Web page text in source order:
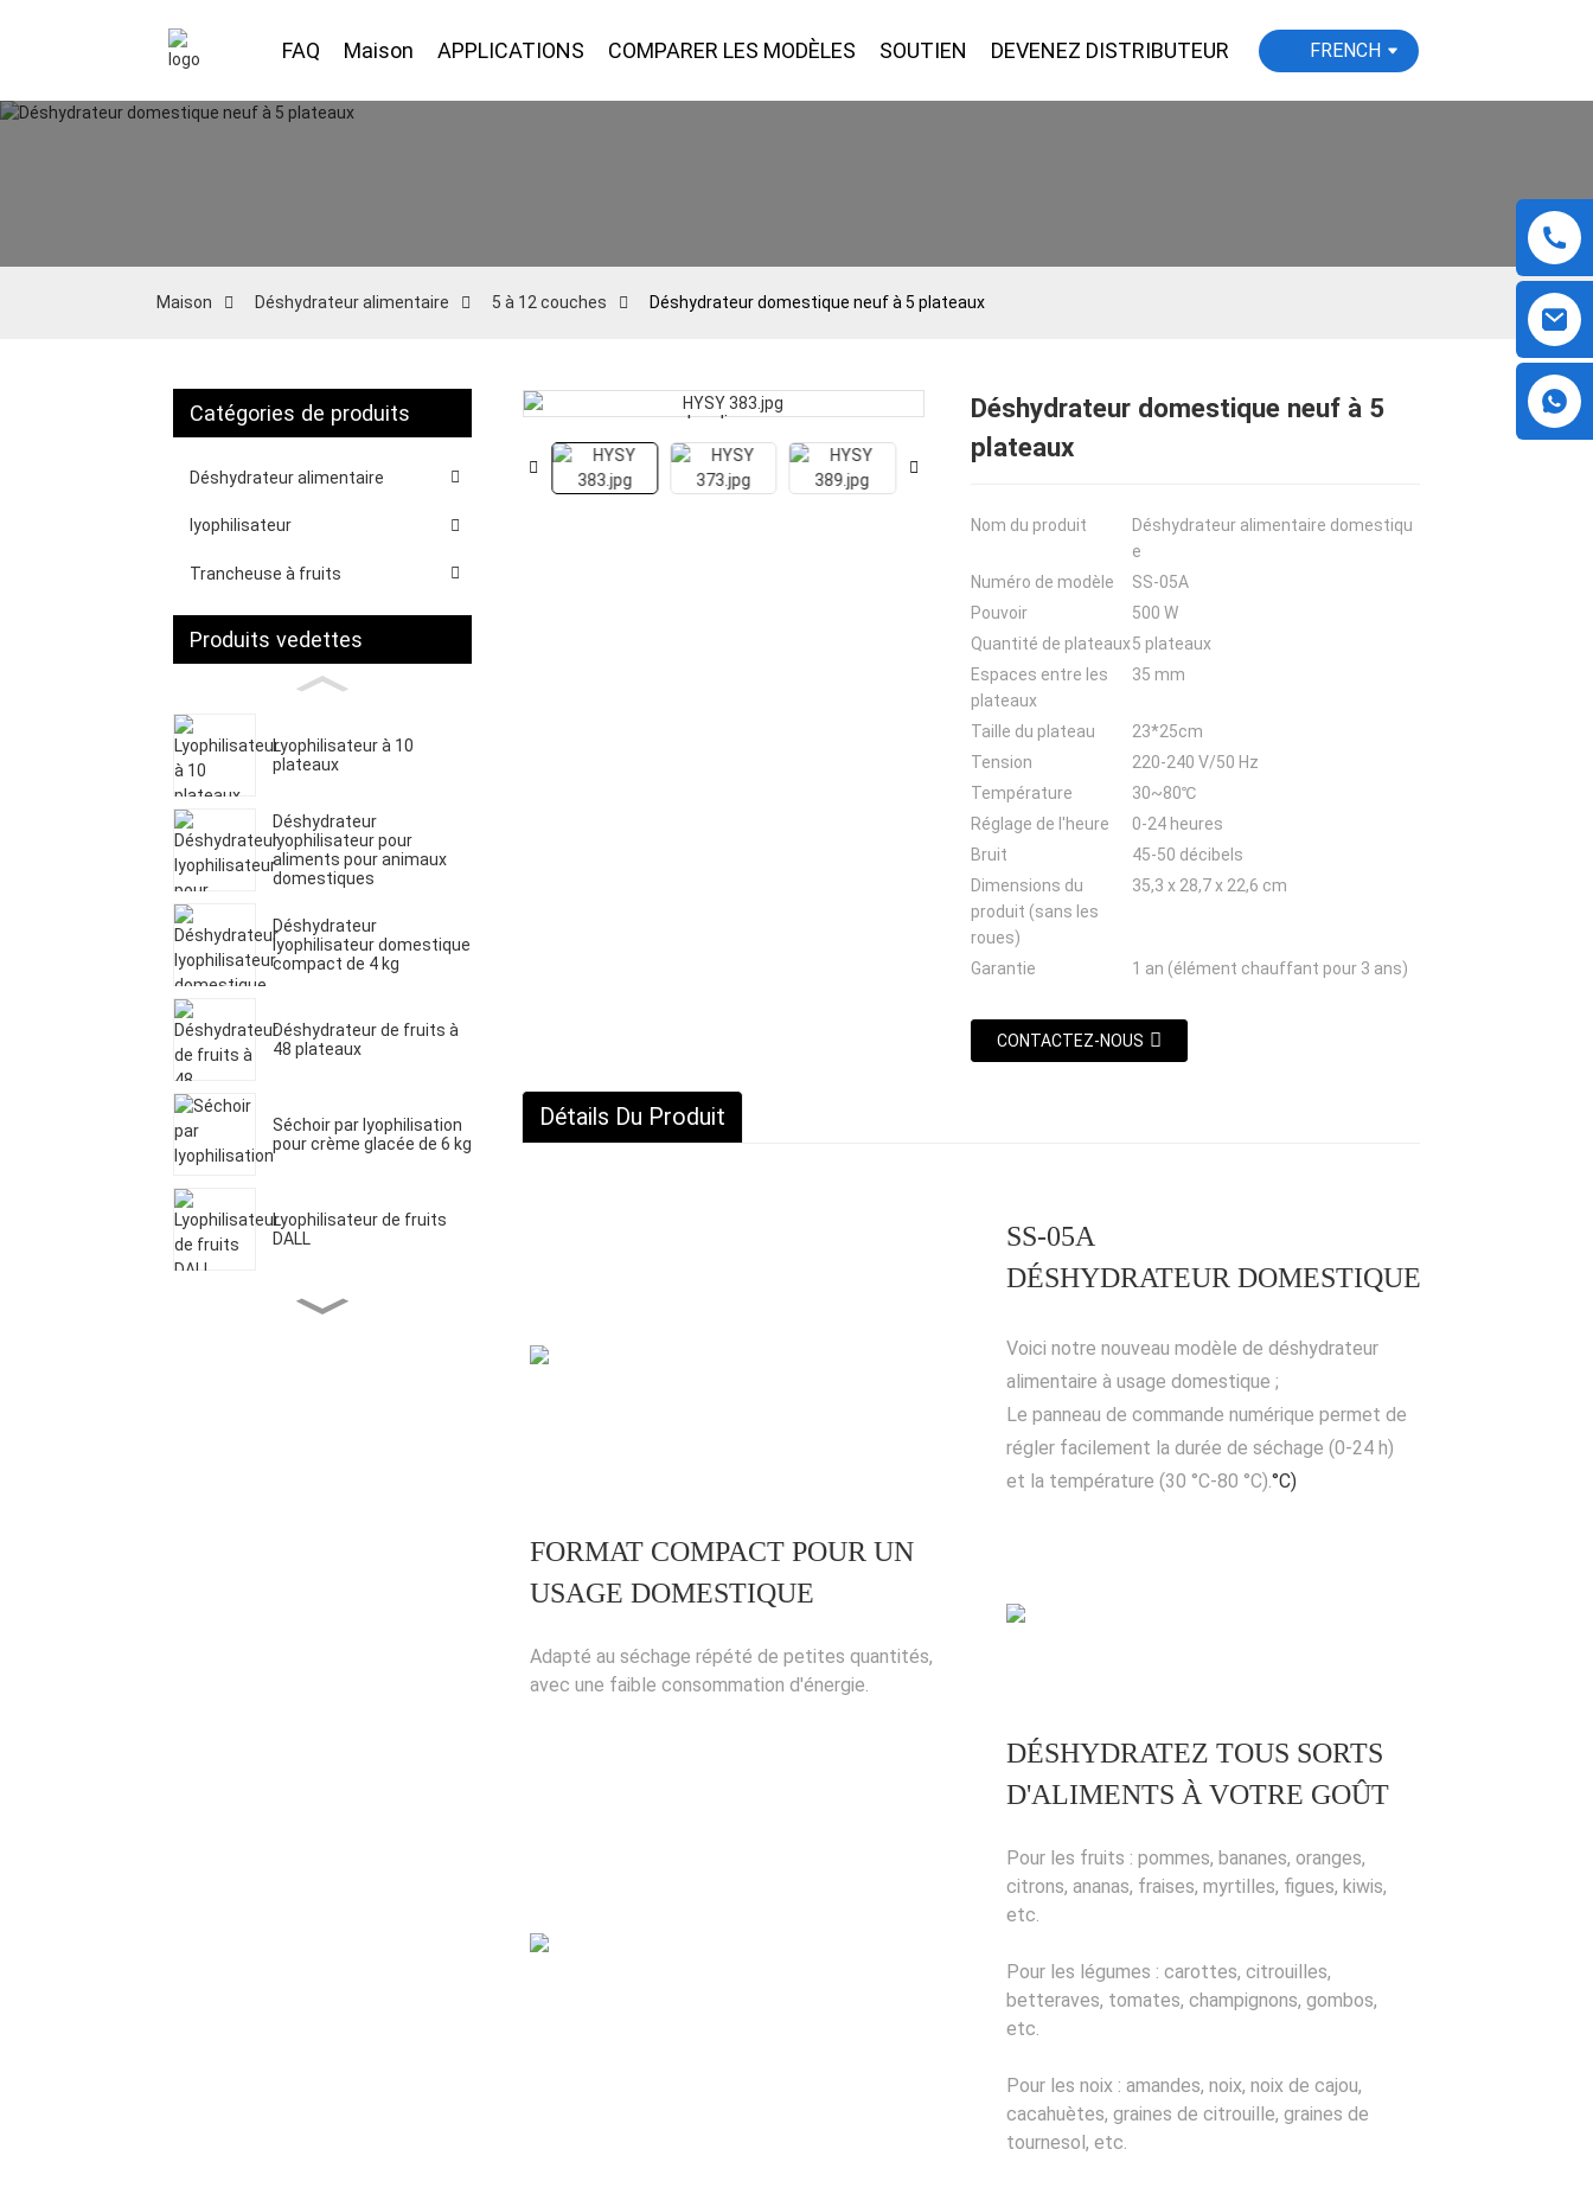
FAQ Maison APPLICATIONS COMPARER LES MODÈLES SOUTIEN DEVENEZ DISTRIBUTEUR FRENCH
Maison Déshydrateur alimentaire 5 à 12 couches Déshydrateur domestique neuf à 5 plateaux
Catégories de produits
Déshydrateur alimentaire
lyophilisateur
Trancheuse à fruits
Produits vedettes
Lyophilisateur à 10
plateaux
Déshydrateur
lyophilisateur pour
aliments pour animaux
domestiques
Déshydrateur
lyophilisateur domestique
compact de 4 kg
Déshydrateur de fruits à
48 plateaux
Séchoir par lyophilisation
pour crème glacée de 6 kg
Lyophilisateur de fruits
DALL
Déshydrateur
Loading...
Loading... Loading...
Loading... Loading...
Loading... Loading...
Loading...
Déshydrateur domestique neuf à 5
plateaux
Nom du produit
Déshydrateur alimentaire domestiqu
e
Numéro de modèle
SS-05A
Pouvoir
500 W
Quantité de plateaux5 plateaux
Espaces entre les
plateaux
35 mm
Taille du plateau
23*25cm
Tension
220-240 V/50 Hz
Température
30~80℃
Réglage de l'heure
0-24 heures
Bruit
45-50 décibels
Dimensions du
produit (sans les
roues)
35,3 x 28,7 x 22,6 cm
Garantie 1 an (élément chauffant pour 3 ans)
CONTACTEZ-NOUS
Détails Du Produit
SS-05A
DÉSHYDRATEUR DOMESTIQUE
Voici notre nouveau modèle de déshydrateur
alimentaire à usage domestique ;
Le panneau de commande numérique permet de
régler facilement la durée de séchage (0-24 h)
et la température (30 °C-80 °C).°C)
FORMAT COMPACT POUR UN
USAGE DOMESTIQUE
Adapté au séchage répété de petites quantités,
avec une faible consommation d'énergie.
DÉSHYDRATEZ TOUS SORTS
D'ALIMENTS À VOTRE GOÛT
Pour les fruits : pommes, bananes, oranges,
citrons, ananas, fraises, myrtilles, figues, kiwis,
etc.
Pour les légumes : carottes, citrouilles,
betteraves, tomates, champignons, gombos,
etc.
Pour les noix : amandes, noix, noix de cajou,
cacahuètes, graines de citrouille, graines de
tournesol, etc.